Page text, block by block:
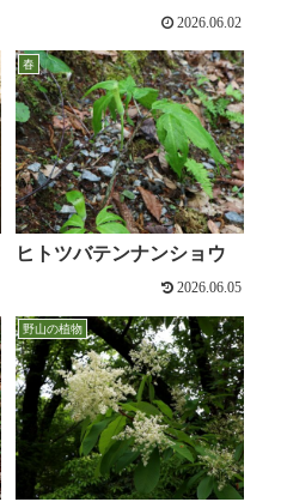
2026.06.02
春
ヒトツバテンナンショウ
2026.06.05
野山の植物